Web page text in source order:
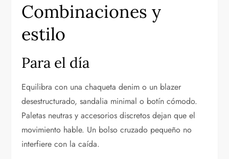
Combinaciones y
estilo
Para el día
Equilibra con una chaqueta denim o un blazer
desestructurado, sandalia minimal o botín cómodo.
Paletas neutras y accesorios discretos dejan que el
movimiento hable. Un bolso cruzado pequeño no
interfiere con la caída.